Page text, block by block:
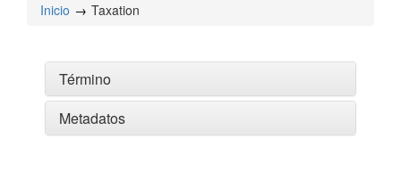
Inicio Taxation
Término
Metadatos